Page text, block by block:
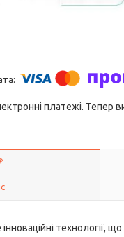
платежі.
технології,